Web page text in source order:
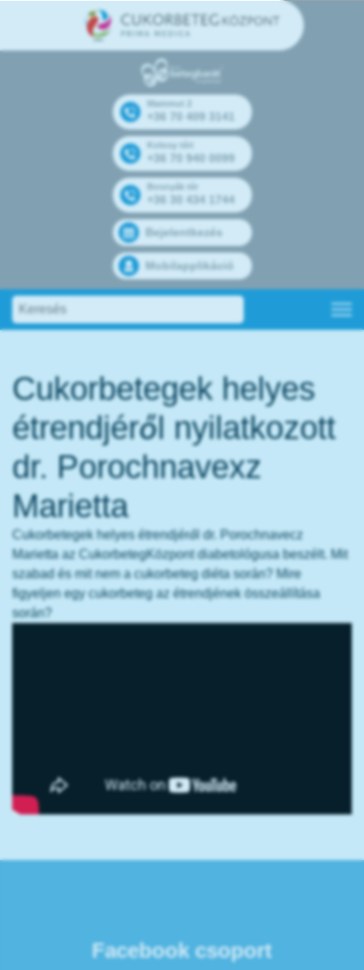
Mammut 2
+36 70 409 3141
Kolosy téri
+36 70 940 0099
Bosnyák tér
+36 30 434 1744
Bejelentkezés
Mobilapplikáció
Cukorbetegek helyes
étrendjéről nyilatkozott
dr. Porochnavexz
Marietta
Cukorbetegek helyes étrendjéről dr. Porochnavecz
Marietta az CukorbetegKözpont diabetológusa beszélt. Mit
szabad és mit nem a cukorbeteg diéta során? Mire
figyeljen egy cukorbeteg az étrendjének összeállítása
során?
Facebook csoport